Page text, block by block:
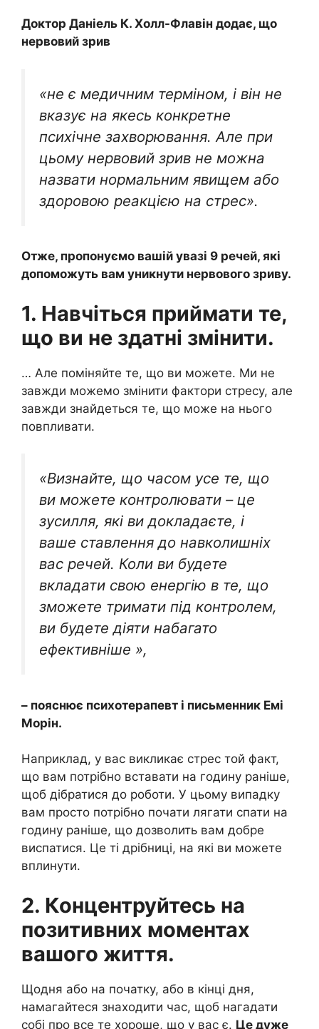
Доктор Даніель К. Холл-Флавін додає, що
нервовий зрив
«не є медичним терміном, і він не
вказує на якесь конкретне
психічне захворювання. Але при
цьому нервовий зрив не можна
назвати нормальним явищем або
здоровою реакцією на стрес».
Отже, пропонуємо вашій увазі 9 речей, які
допоможуть вам уникнути нервового зриву.
1. Навчіться приймати те,
що ви не здатні змінити.
… Але поміняйте те, що ви можете. Ми не
завжди можемо змінити фактори стресу, але
завжди знайдеться те, що може на нього
повпливати.
«Визнайте, що часом усе те, що
ви можете контролювати – це
зусилля, які ви докладаєте, і
ваше ставлення до навколишніх
вас речей. Коли ви будете
вкладати свою енергію в те, що
зможете тримати під контролем,
ви будете діяти набагато
ефективніше »,
– пояснює психотерапевт і письменник Емі
Морін.
Наприклад, у вас викликає стрес той факт,
що вам потрібно вставати на годину раніше,
щоб дібратися до роботи. У цьому випадку
вам просто потрібно почати лягати спати на
годину раніше, що дозволить вам добре
виспатися. Це ті дрібниці, на які ви можете
вплинути.
2. Концентруйтесь на
позитивних моментах
вашого життя.
Щодня або на початку, або в кінці дня,
намагайтеся знаходити час, щоб нагадати
собі про все те хороше, що у вас є. Це дуже